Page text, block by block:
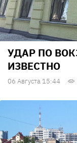
УДАР ПО
ИЗВЕСТНО
06 Августа 15:44